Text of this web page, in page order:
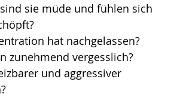
sie müde und fühlen sich
hat nachgelassen?
zunehmend vergesslich?
und aggressiver